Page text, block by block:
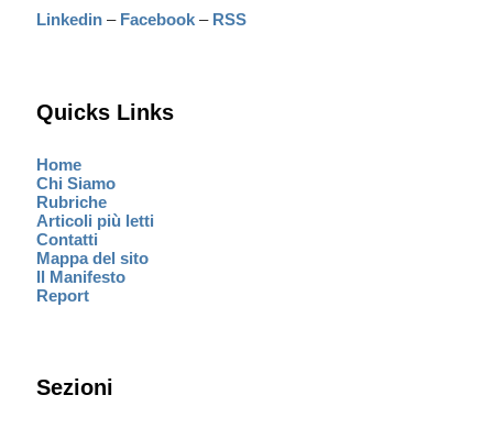
Linkedin – Facebook – RSS
Quicks Links
Home
Chi Siamo
Rubriche
Articoli più letti
Contatti
Mappa del sito
Il Manifesto
Report
Sezioni